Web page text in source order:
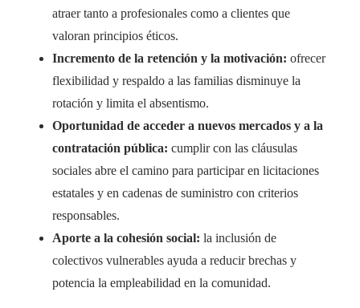
atraer tanto a profesionales como a clientes que
valoran principios éticos.
Incremento de la retención y la motivación: ofrecer
flexibilidad y respaldo a las familias disminuye la
rotación y limita el absentismo.
Oportunidad de acceder a nuevos mercados y a la
contratación pública: cumplir con las cláusulas
sociales abre el camino para participar en licitaciones
estatales y en cadenas de suministro con criterios
responsables.
Aporte a la cohesión social: la inclusión de
colectivos vulnerables ayuda a reducir brechas y
potencia la empleabilidad en la comunidad.